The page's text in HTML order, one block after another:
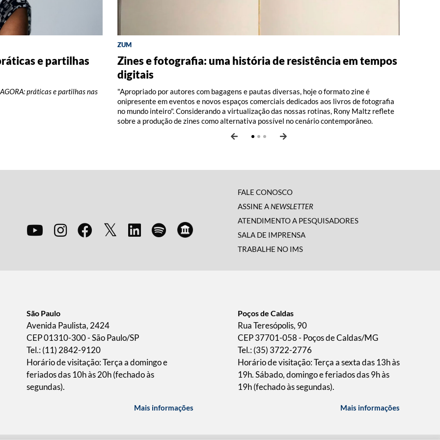
e partilhas
AGORA: práticas e partilhas nas
(2026)
visuais
em Poços de Caldas
de fazer de profissionais do
e partilhas nas
e partilhas nas artes
ZUM
Zines e fotografia: uma história de resistência em tempos
digitais
"Apropriado por autores com bagagens e pautas diversas, hoje o formato zine é
onipresente em eventos e novos espaços comerciais dedicados aos livros de fotografia
no mundo inteiro". Considerando a virtualização das nossas rotinas, Rony Maltz reflete
sobre a produção de zines como alternativa possível no cenário contemporâneo.
DISCOGRAFIA BRASILEIRA
Do Pajeú a Hollywood: 100 anos de Moacir Santos, por
Pedro Paulo Malta
RÁDIO BATUTA
Ney ao vivo, muito vivo, com Luiz Fernando Vianna
FALE CONOSCO
ASSINE A NEWSLETTER
ATENDIMENTO A PESQUISADORES
SALA DE IMPRENSA
TRABALHE NO IMS
São Paulo
Avenida Paulista, 2424
CEP 01310-300 - São Paulo/SP
Tel.: (11) 2842-9120
Horário de visitação: Terça a domingo e
feriados das 10h às 20h (fechado às
segundas).
Mais informações
Poços de Caldas
Rua Teresópolis, 90
CEP 37701-058 - Poços de Caldas/MG
Tel.: (35) 3722-2776
Horário de visitação: Terça a sexta das 13h às
19h. Sábado, domingo e feriados das 9h às
19h (fechado às segundas).
Mais informações